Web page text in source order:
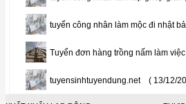
tuyển công nhân làm mộc đi nhật
Tuyển đơn hàng trồng nấm làm
tuyensinhtuyendung.net ( 13/12/